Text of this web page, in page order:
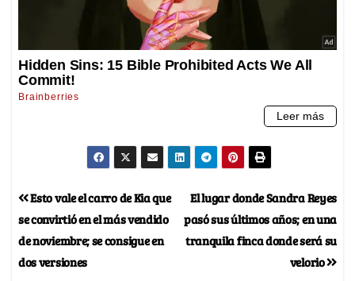
El lugar donde Sandra Reyes
pasó sus últimos años; en una
tranquila finca donde será su
velorio
Esto vale el carro de Kia que
se convirtió en el más vendido
de noviembre; se consigue en
dos versiones